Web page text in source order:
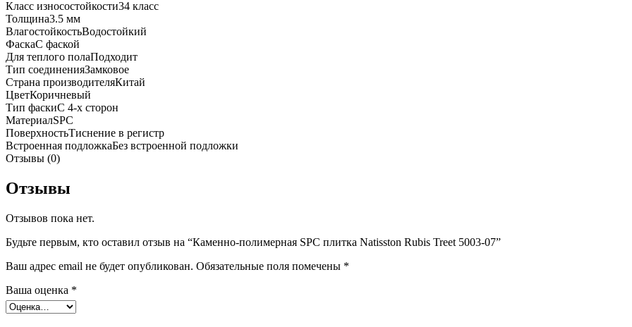
Класс износостойкости34 класс
Толщина3.5 мм
ВлагостойкостьВодостойкий
ФаскаС фаской
Для теплого полаПодходит
Тип соединенияЗамковое
Страна производителяКитай
ЦветКоричневый
Тип фаскиС 4-х сторон
МатериалSPC
ПоверхностьТиснение в регистр
Встроенная подложкаБез встроенной подложки
Отзывы (0)
Отзывы
Отзывов пока нет.
Будьте первым, кто оставил отзыв на “Каменно-полимерная SPC плитка Natisston Rubis Treet 5003-07”
Ваш адрес email не будет опубликован. Обязательные поля помечены *
Ваша оценка *